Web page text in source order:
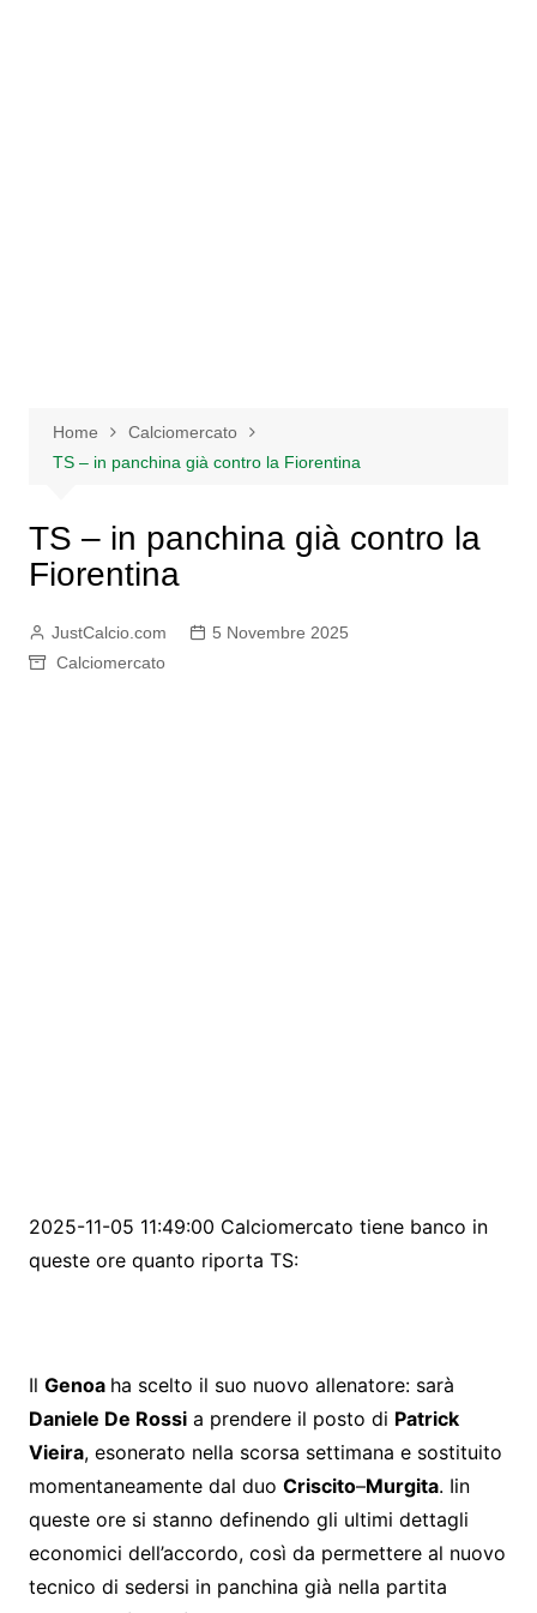
Home
Calciomercato
TS – in panchina già contro la Fiorentina
TS – in panchina già contro la
Fiorentina
JustCalcio.com
5 Novembre 2025
Calciomercato
2025-11-05 11:49:00 Calciomercato tiene banco in
queste ore quanto riporta TS:
Il Genoa ha scelto il suo nuovo allenatore: sarà
Daniele De Rossia prendere il posto di Patrick
Vieira, esonerato nella scorsa settimana e sostituito
momentaneamente dal duo Criscito–Murgita. Iin
queste ore si stanno definendo gli ultimi dettagli
economici dell’accordo, così da permettere al nuovo
tecnico di sedersi in panchina già nella partita